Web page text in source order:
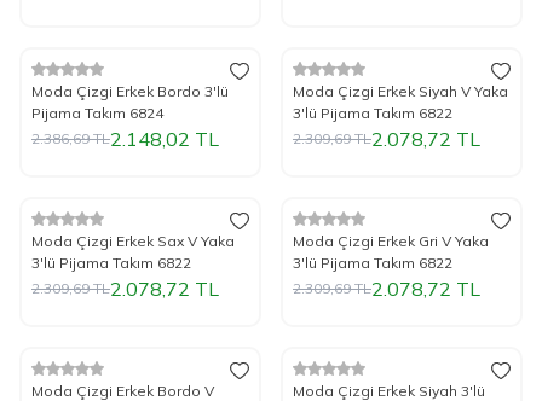
%10İndirim
Yeni
Moda Çizgi Erkek Bordo 3'lü
Pijama Takım 6824
2.386,69TL2.148,02 TL
%10İndirim
Yeni
Moda Çizgi Erkek Siyah V Yaka
3'lü Pijama Takım 6822
2.309,69TL2.078,72 TL
%10İndirim
Yeni
Moda Çizgi Erkek Sax V Yaka
3'lü Pijama Takım 6822
2.309,69TL2.078,72 TL
%10İndirim
Yeni
Moda Çizgi Erkek Gri V Yaka
3'lü Pijama Takım 6822
2.309,69TL2.078,72 TL
%10İndirim
Yeni
Moda Çizgi Erkek Bordo V
%10İndirim
Yeni
Moda Çizgi Erkek Siyah 3'lü